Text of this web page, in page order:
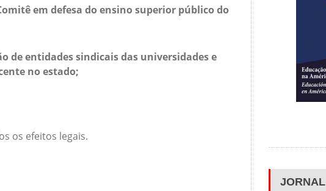
em defesa do ensino superior público do
de entidades sindicais das universidades e
no estado;
os efeitos legais.
JORNAL